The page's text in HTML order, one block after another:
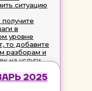
ситуацию
в
уровне
то добавите
разборам и
на услуги
2025